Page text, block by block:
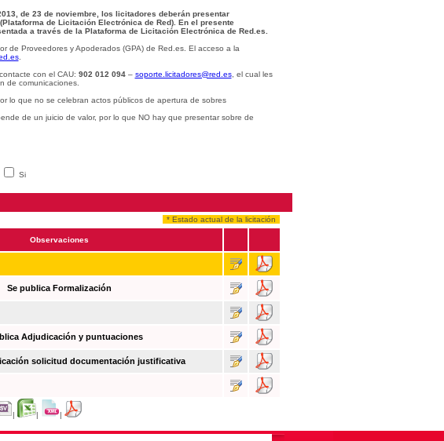
de 23 de noviembre, los licitadores deberán presentar
de Licitación Electrónica de Red). En el presente
a través de la Plataforma de Licitación Electrónica de Red.es.
de Proveedores y Apoderados (GPA) de Red.es. El acceso a la
.
con el CAU: 902 012 094– soporte.licitadores@red.es, el cual les
de comunicaciones.
lo que no se celebran actos públicos de apertura de sobres
de un juicio de valor, por lo que NO hay que presentar sobre de
Si
* Estado actual de la licitación
Observaciones
Se publica Formalización
Adjudicación y puntuaciones
solicitud documentación justificativa
| | |